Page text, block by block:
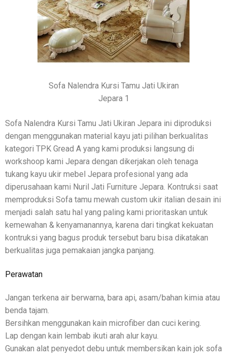
Sofa Nalendra Kursi Tamu Jati Ukiran
Jepara 1
Sofa Nalendra Kursi Tamu Jati Ukiran Jepara ini diproduksi
dengan menggunakan material kayu jati pilihan berkualitas
kategori TPK Gread A yang kami produksi langsung di
workshoop kami Jepara dengan dikerjakan oleh tenaga
tukang kayu ukir mebel Jepara profesional yang ada
diperusahaan kami Nuril Jati Furniture Jepara. Kontruksi saat
memproduksi Sofa tamu mewah custom ukir italian desain ini
menjadi salah satu hal yang paling kami prioritaskan untuk
kemewahan & kenyamanannya, karena dari tingkat kekuatan
kontruksi yang bagus produk tersebut baru bisa dikatakan
berkualitas juga pemakaian jangka panjang.
Perawatan
Jangan terkena air berwarna, bara api, asam/bahan kimia atau
benda tajam.
Bersihkan menggunakan kain microfiber dan cuci kering.
Lap dengan kain lembab ikuti arah alur kayu.
Gunakan alat penyedot debu untuk membersikan kain jok sofa